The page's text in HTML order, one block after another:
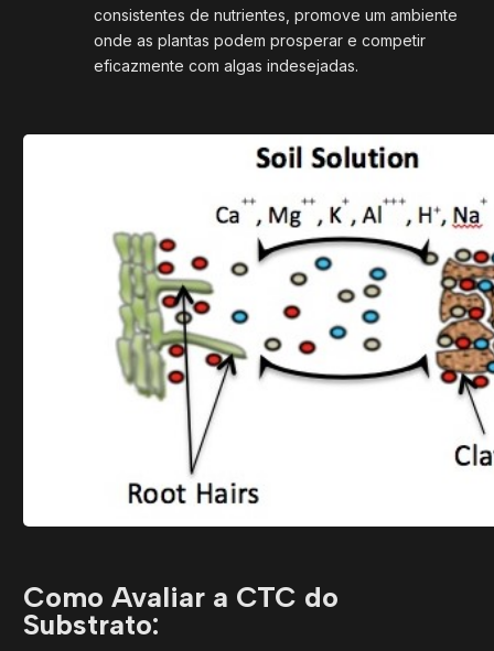
consistentes de nutrientes, promove um ambiente
onde as plantas podem prosperar e competir
eficazmente com algas indesejadas.
Como Avaliar a CTC do
Substrato: